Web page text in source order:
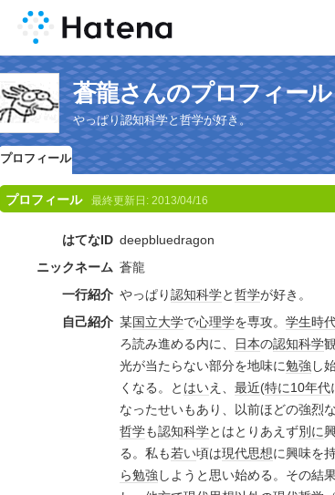
蒼龍さんのプロフィール
やっぱり認知科学と哲学が好き。
プロフィール
プロフィール 最終更新日: 2013/04/16
はてなID deepbluedragon
ニックネーム 蒼龍
一行紹介 やっぱり認知科学と哲学が好き。
自己紹介 某国立大学で心理学を専攻。 学生時
ろ読み進める内に、
日本の認知科学
光が当たらない部分を地味に勉強 し
くなる。と はいえ、 最近(特に10年代
なったせいもあり、以前ほどの強烈な
哲学も認知科学とはとりあえず別に
る。私も若い頃は現代思想に興味を
ら勉強 しようと思い始める。その結